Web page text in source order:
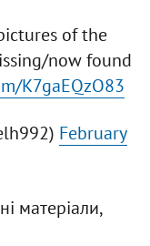
of the
now found
K7gaEQzO83
February
матеріали,